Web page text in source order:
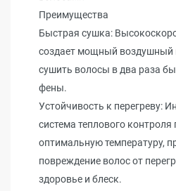
Преимущества
Быстрая сушка:
создает мощный воздушный
сушить волосы в два раза
фены.
Устойчивость к перегреву:
система теплового
оптимальную температуру,
повреждение волос от
здоровье и блеск.